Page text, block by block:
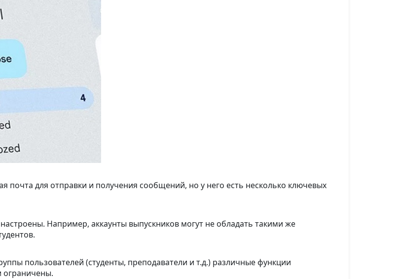
почта для отправки и получения сообщений, но у него есть несколько ключевых
Например, аккаунты выпускников могут не обладать такими же
пользователей (студенты, преподаватели и т.д.) различные функции
ограничены.